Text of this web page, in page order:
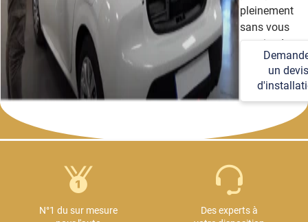
pleinement
sans vous
soucier des
détails
techniques et
logistiques.
un devis
N°1 du sur mesure
Des experts à